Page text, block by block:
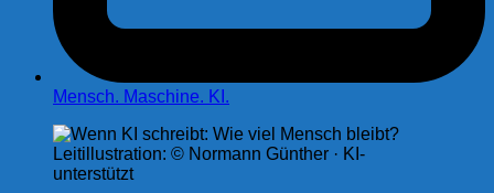
Mensch. Maschine. KI.
Leitillustration: © Normann Günther · KI-
unterstützt